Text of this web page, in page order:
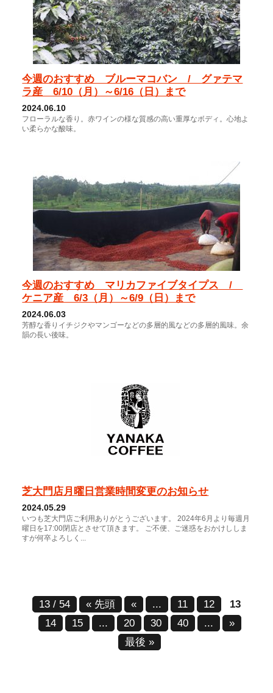
今週のおすすめ ブルーマコバン / グァテマ
ラ産 6/10（月）～6/16（日）まで
2024.06.10
フローラルな香り。赤ワインの様な質感の高い重厚なボディ。心地よ
い柔らかな酸味。
今週のおすすめ マリカファイブタイプス /
ケニア産 6/3（月）～6/9（日）まで
2024.06.03
芳醇な香りイチジクやマンゴーなどの多層的風などの多層的風味。余
韻の長い後味。
芝大門店月曜日営業時間変更のお知らせ
2024.05.29
いつも芝大門店ご利用ありがとうございます。 2024年6月より毎週月
曜日を17:00閉店とさせて頂きます。 ご不便、ご迷惑をおかけししま
すが何卒よろしく...
13 / 54 « 先頭 « ... 11 12
13
14
15 ... 20 30 40 ...
»
最後 »